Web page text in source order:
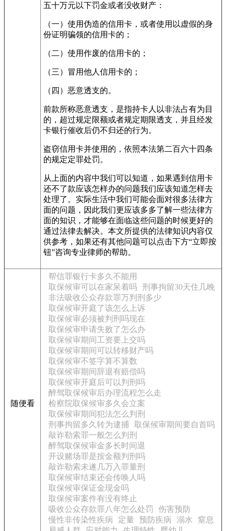
五十万元以下罚金或者没收财产：
（一）使用伪造的信用卡，或者使用以虚假的身
份证明骗领的信用卡的；
（二）使用作废的信用卡的；
（三）冒用他人信用卡的；
（四）恶意透支的。
前款所称恶意透支，是指持卡人以非法占有为目
的，超过规定限额或者规定期限透支，并且经发
卡银行催收后仍不归还的行为。
盗窃信用卡并使用的，依照本法第二百六十四条
的规定定罪处罚。
从上面的内容中我们可以知道，如果遇到信用卡
还不了款应该怎样办的问题我们应该知道怎样去
处理了。实际生活中我们可能会面对很多法律方
面的问题，因此我们更应该多多了解一些法律方
面的知识，才能够在面临这些问题的时候更好的
通过法律去解决。本文所提供的法律知识内容仅
供参考，如果还有其他问题可以点击下方“立即按
钮”咨询专业律师的帮助。
随便看
帮信罪银行卡多久不能用
取保候审可以在家呆着吗 刑事拘留30天住几晚
非法吸收公众存款罪万判刑多少
取保候审开庭了该怎么上诉
取保候审必须被判刑吗现在
取保候审申请失败了怎么办
取保候审期间工资要上交吗
取保候审期间可以转移财产吗
取保候审不签字算不算数
取保候审期间辞退有赔偿吗
取保候审开庭后可以判刑吗
醉驾取保候审后办理流程怎么走
检察院取保候审多久会立案
取保候审期间犯法怎么判刑
刑事拘留多久转为逮捕 取保候审期间要自首吗
敲诈勒索罪一般怎么判刑
醉驾取保候审金多长时间退
开设赌场罪是按金额判刑吗
敲诈勒索未遂几万入罪量刑
取保候审结束还会传唤人吗
取保候审保证金现金吗
取保候审案件有没有终止
吸收公众存款罪八年怎么处罚
伤害预防
慢性非传染性疾病
定量 预防疾病 溺水
窒息